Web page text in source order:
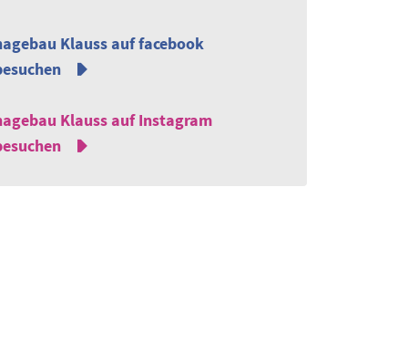
Klauss auf facebook
Klauss auf Instagram